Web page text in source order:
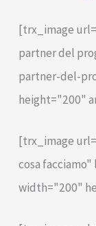
[trx_image
partner del
partner-del-
height="200"
[trx_image
cosa
width="200"